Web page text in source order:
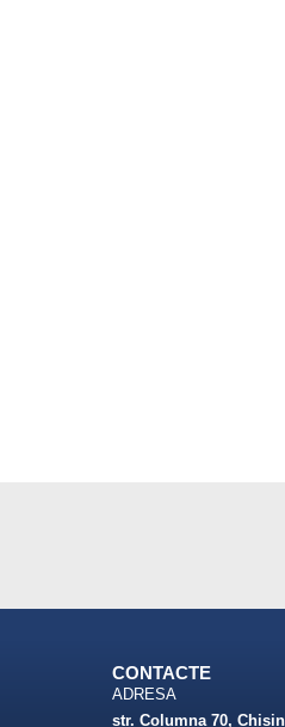
CONTACTE
ADRESA
str. Columna 70,